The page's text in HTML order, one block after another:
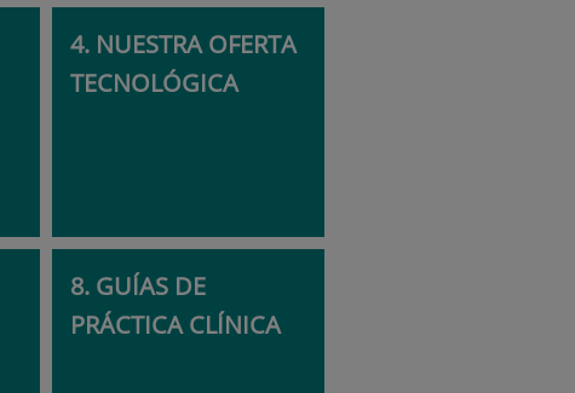
4. NUESTRA OFERTA
TECNOLÓGICA
8. GUÍAS DE
PRÁCTICA CLÍNICA